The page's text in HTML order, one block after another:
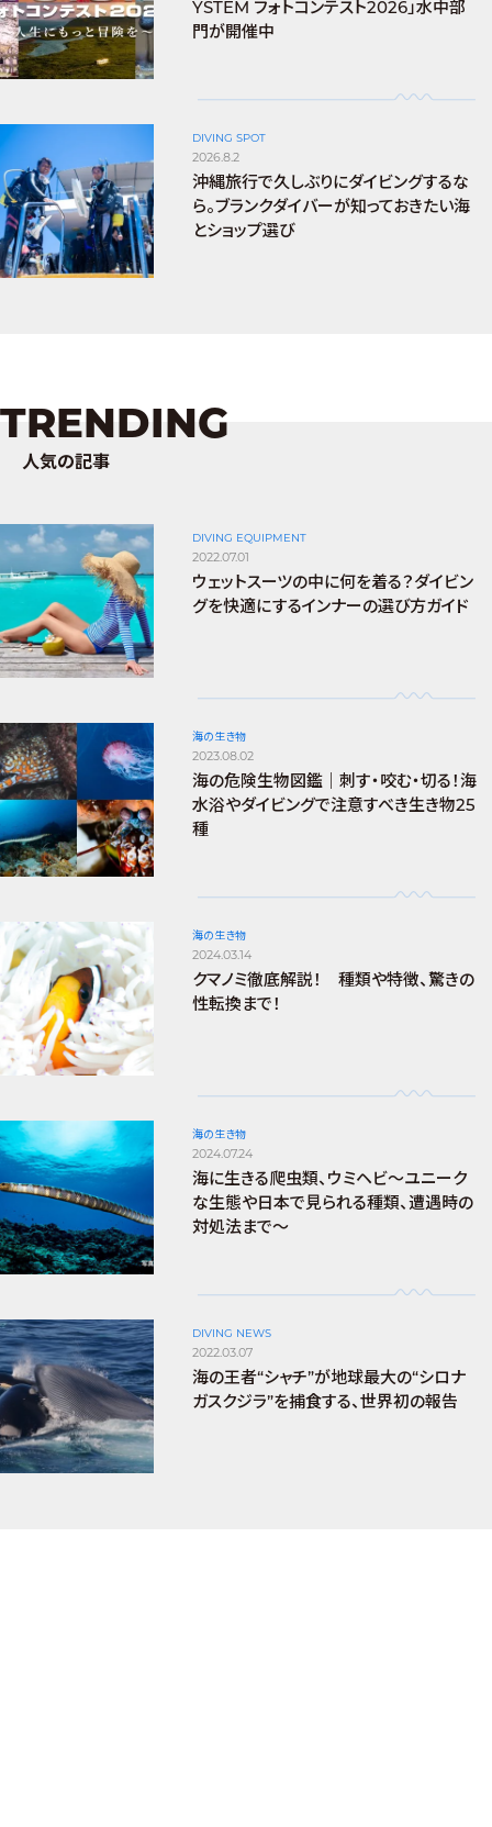
YSTEM フォトコンテスト2026」水中部
門が開催中
DIVING SPOT
2026.8.2
沖縄旅行で久しぶりにダイビングするな
ら。ブランクダイバーが知っておきたい海
とショップ選び
TRENDING
人気の記事
DIVING EQUIPMENT
2022.07.01
ウェットスーツの中に何を着る？ダイビン
グを快適にするインナーの選び方ガイド
海の生き物
2023.08.02
海の危険生物図鑑｜刺す・咬む・切る！海
水浴やダイビングで注意すべき生き物25
種
海の生き物
2024.03.14
クマノミ徹底解説！ 種類や特徴、驚きの
性転換まで！
海の生き物
2024.07.24
海に生きる爬虫類、ウミヘビ～ユニーク
な生態や日本で見られる種類、遭遇時の
対処法まで～
DIVING NEWS
2022.03.07
海の王者“シャチ”が地球最大の“シロナ
ガスクジラ”を捕食する、世界初の報告